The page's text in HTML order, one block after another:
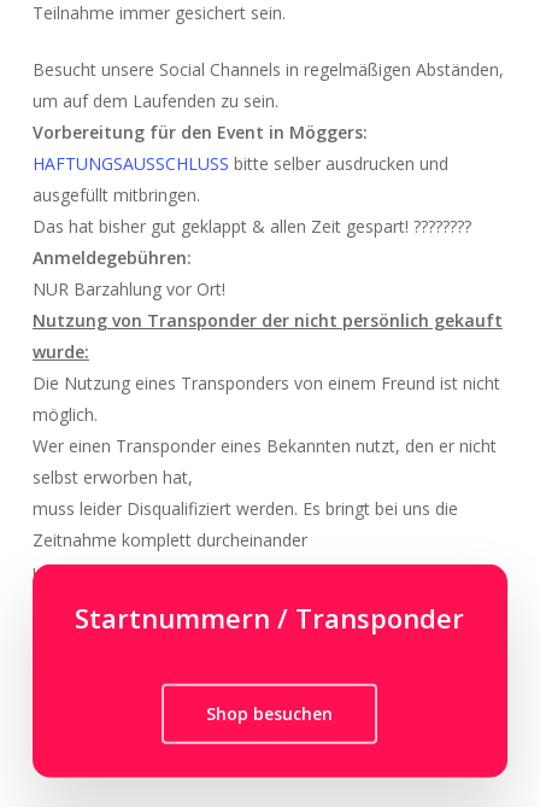
Teilnahme immer gesichert sein.
Besucht unsere Social Channels in regelmäßigen Abständen,
um auf dem Laufenden zu sein.
Vorbereitung für den Event in Möggers:
HAFTUNGSAUSSCHLUSS bitte selber ausdrucken und
ausgefüllt mitbringen.
Das hat bisher gut geklappt & allen Zeit gespart! ????????
Anmeldegebühren:
NUR Barzahlung vor Ort!
Nutzung von Transponder der nicht persönlich gekauft
wurde:
Die Nutzung eines Transponders von einem Freund ist nicht
möglich.
Wer einen Transponder eines Bekannten nutzt, den er nicht
selbst erworben hat,
muss leider Disqualifiziert werden. Es bringt bei uns die
Zeitnahme komplett durcheinander
und der Kauf / Zuordnung ist immer persönlich und nicht
Gleich wie bei einer Monatskarte für die Bahn 😉
Startnummern / Transponder
Shop besuchen